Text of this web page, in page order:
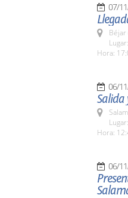
07/
Béjar
Hora:
06/
Salida
Hora:
06/